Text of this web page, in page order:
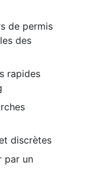
de permis
des
rapides
discrètes
par un